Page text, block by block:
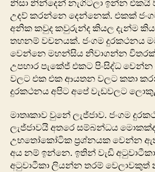
නිසා නින්දෙන් නැගිටලා ඉන්න එකයි
උදව් කරන්නෙ දෙන්නෙක්. එකක්
අනික කවුද කවුරුන්ද කියල දැන්ම
තහනම් වචනයක්. ජංගම දුරකථනය
වෙන්නෙ මහන්සිය නිවාගන්න
උපහාර පැකේජ් එකට පිංසිද්ධ
වලට එක එක ආයතන වලට කතා
දුරකථනය අපිට අපේ වැඩවලට
මාතෘකාව ‍වුනේ ලැජ්ජාව. ජංගම
ලැජ්ජාවයි අතරෙ සම්බන්ධය
උභතෝ‍කෝටික ප්‍රශ්නයක වෙන්න
අය නම් ඉන්නෙ. ඉතින් වැඩි අටුවාටීකා
අටුවාටීකා ලියන්න තරම් වෙලාවකුත්